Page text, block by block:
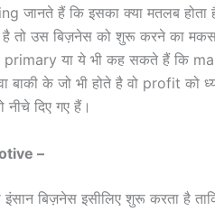
जानते हैं कि इसका क्या मतलब
है तो उस बिज़नेस को शुरू करने का
primary या ये भी कह सकते हैं कि
बाकी के जो भी होते है वो profit को
दिए गए हैं।
–
इंसान बिज़नेस इसीलिए शुरू करता है